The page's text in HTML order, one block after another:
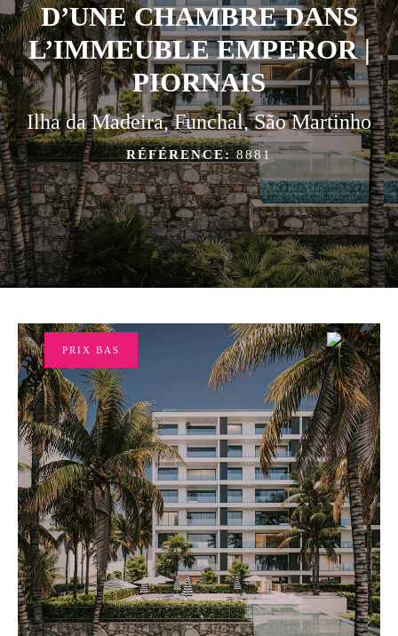
D’UNE CHAMBRE DANS
L’IMMEUBLE EMPEROR |
PIORNAIS
Ilha da Madeira, Funchal, São Martinho
RÉFÉRENCE:8881
PRIX BAS